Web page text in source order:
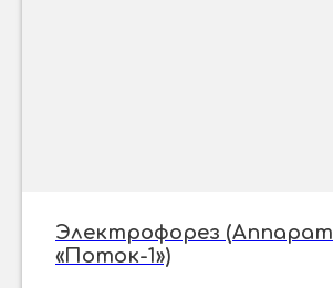
Электрофорез (Аппарат
«Поток-1»)